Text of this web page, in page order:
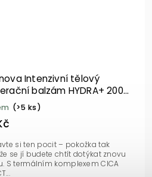
Intenzivní tělový
balzám HYDRA+ 200
(>5 ks)
si ten pocit – pokožka tak
se jí budete chtít dotýkat znovu
S termálním komplexem CICA